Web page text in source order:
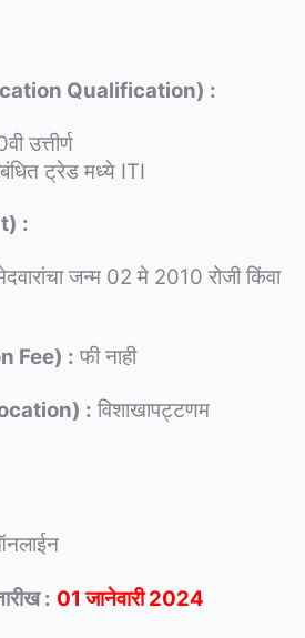
Qualification) :
उत्तीर्ण
ट्रेड मध्ये ITI
:
जन्म 02 मे 2010 रोजी किंवा
Fee) : फी नाही
: विशाखापट्टणम
: 01 जानेवारी 2024